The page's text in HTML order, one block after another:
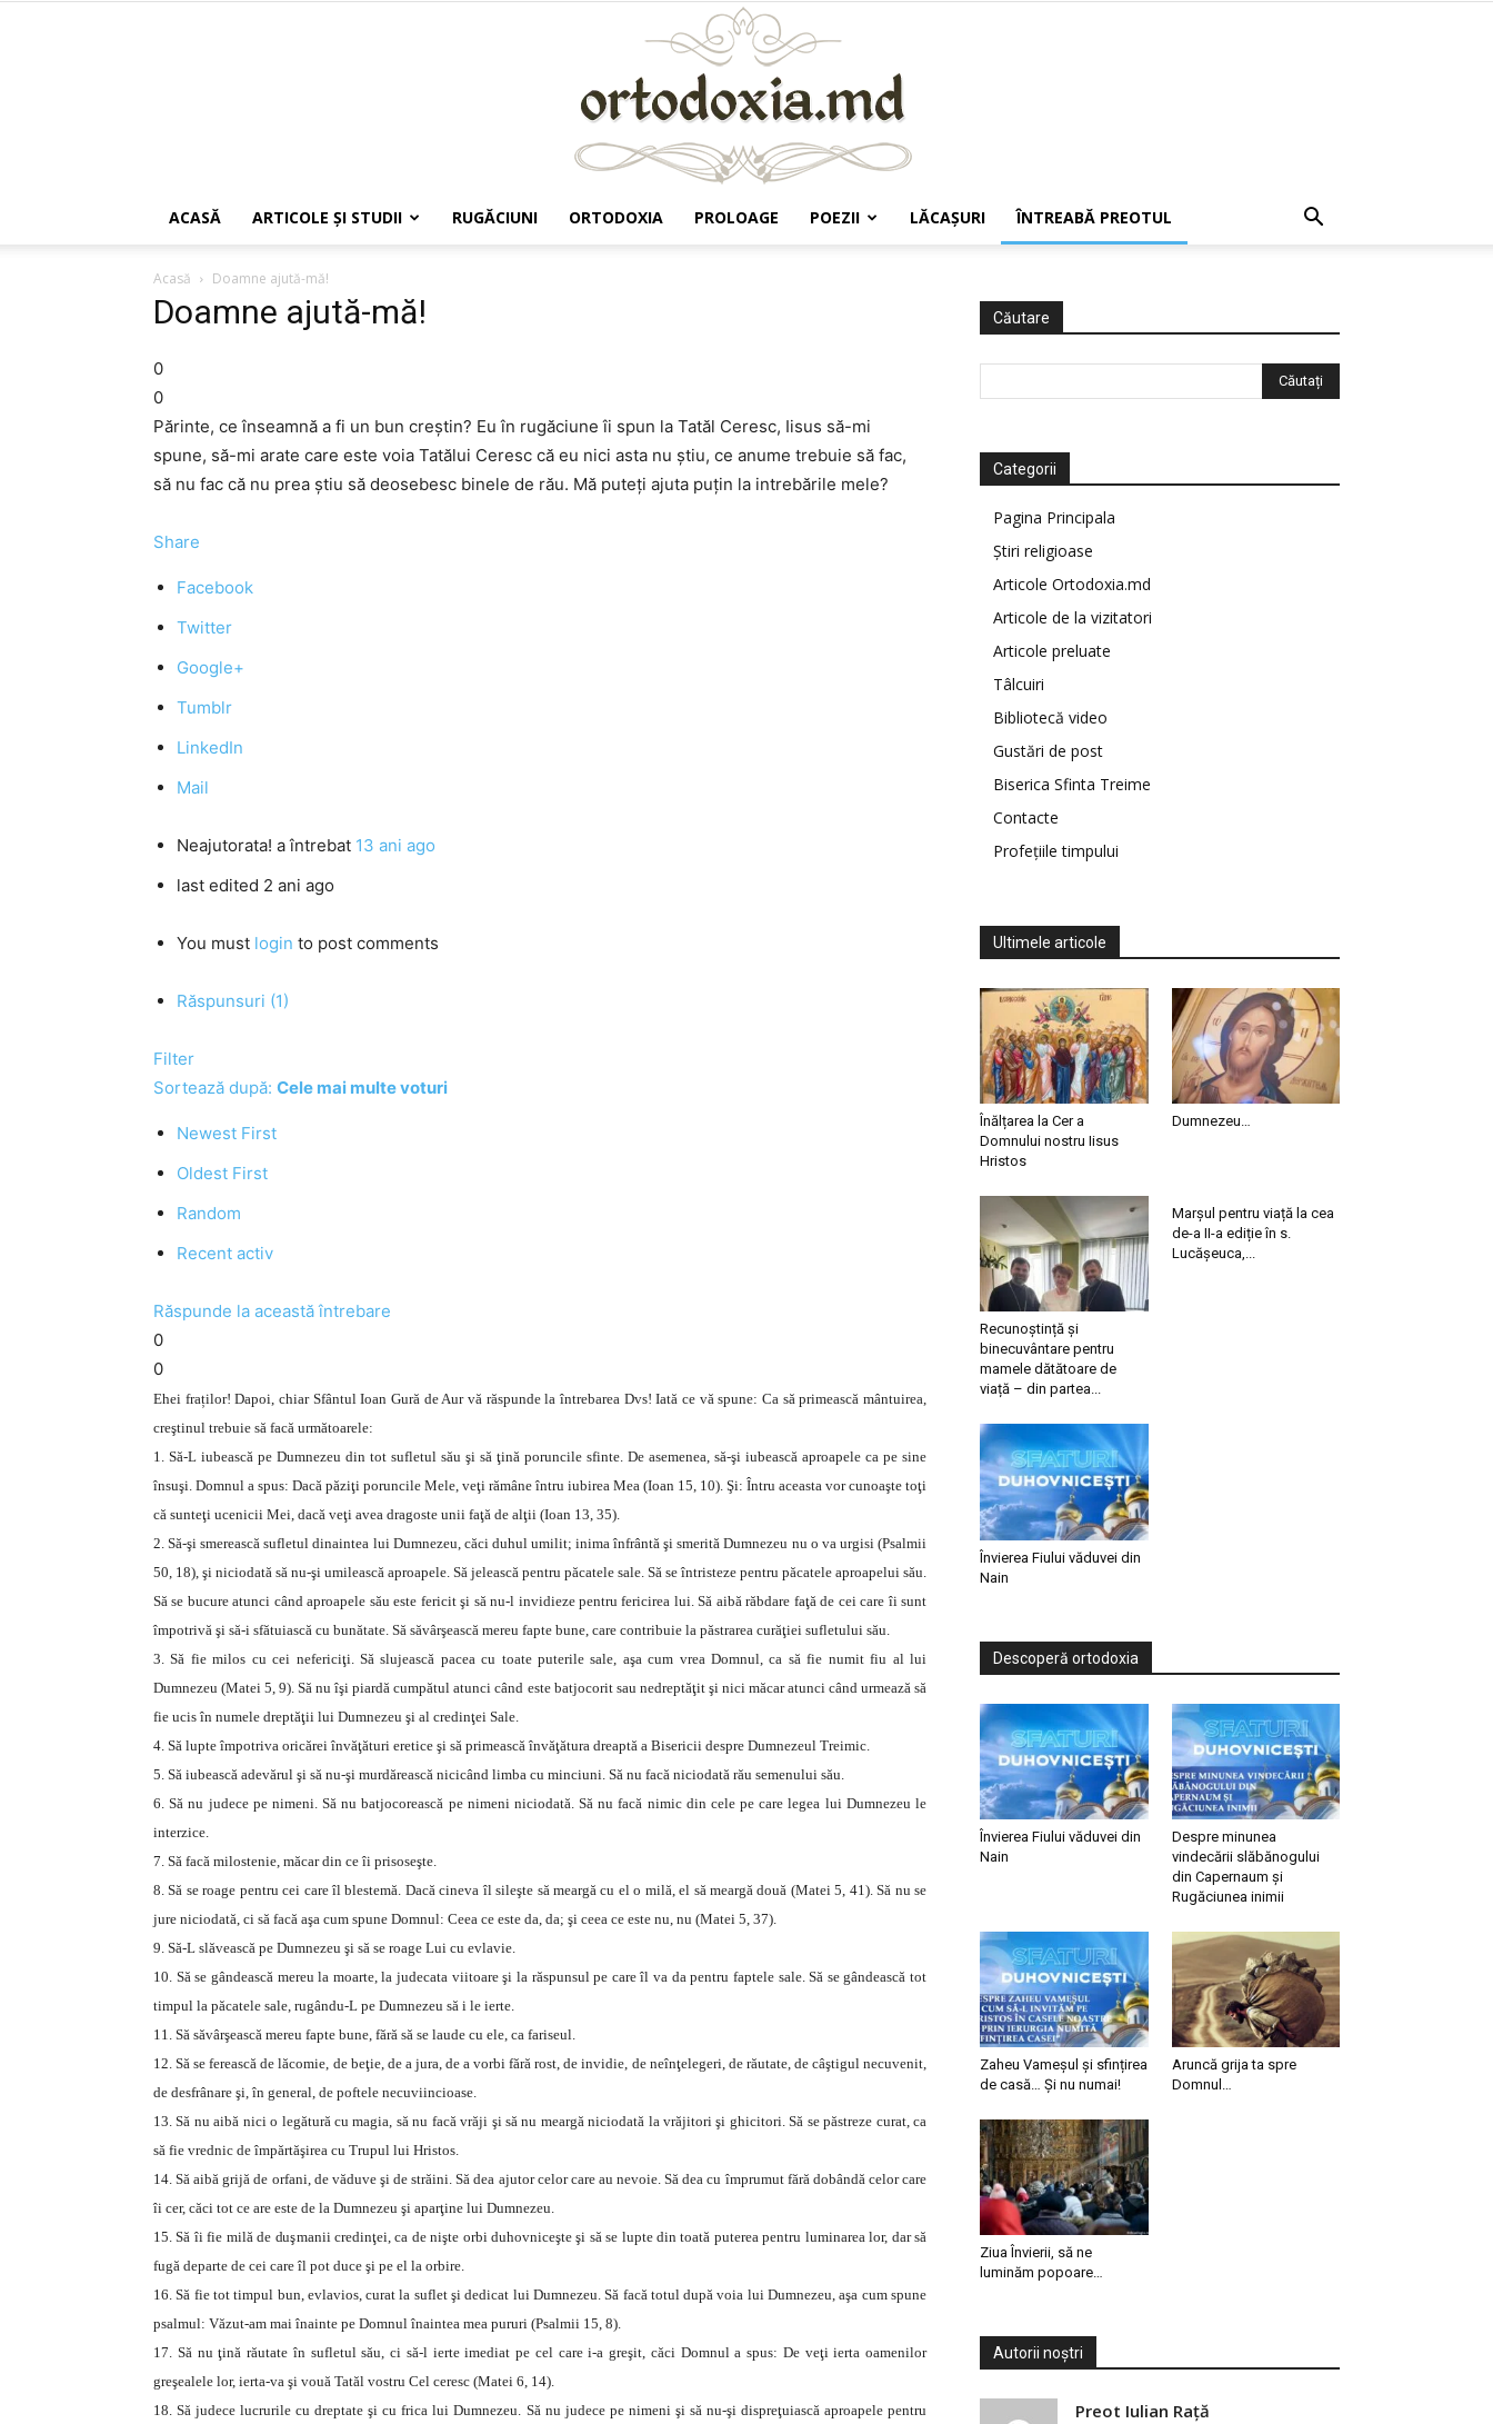
ACASĂ ARTICOLE ŞI STUDII RUGĂCIUNI ORTODOXIA PROLOAGE POEZII LĂCAŞURI ÎNTREABĂ PREOTUL
Acasă Doamne ajută-mă!
Doamne ajută-mă!
0
0
Părinte, ce înseamnă a fi un bun creştin? Eu în rugăciune îi spun la Tatăl Ceresc, Iisus să-mi
spune, să-mi arate care este voia Tatălui Ceresc că eu nici asta nu ştiu, ce anume trebuie să fac,
să nu fac că nu prea ştiu să deosebesc binele de rău. Mă puteţi ajuta puţin la intrebările mele?
Share
Facebook
Twitter
Google+
Tumblr
LinkedIn
Mail
Neajutorata! a întrebat 13 ani ago
last edited 2 ani ago
You must login to post comments
Răspunsuri (1)
Filter
Sortează după: Cele mai multe voturi
Newest First
Oldest First
Random
Recent activ
Răspunde la această întrebare
0
0
Ehei fraților! Dapoi, chiar Sfântul Ioan Gură de Aur vă răspunde la întrebarea Dvs! Iată ce vă spune: Ca să primească mântuirea,
creştinul trebuie să facă următoarele:
1. Să-L iubească pe Dumnezeu din tot sufletul său şi să ţină poruncile sfinte. De asemenea, să-şi iubească aproapele ca pe sine
însuşi. Domnul a spus: Dacă păziţi poruncile Mele, veţi rămâne întru iubirea Mea (Ioan 15, 10). Şi: Întru aceasta vor cunoaşte toţi
că sunteţi ucenicii Mei, dacă veţi avea dragoste unii faţă de alţii (Ioan 13, 35).
2. Să-şi smerească sufletul dinaintea lui Dumnezeu, căci duhul umilit; inima înfrântă şi smerită Dumnezeu nu o va urgisi (Psalmii
50, 18), şi niciodată să nu-şi umilească aproapele. Să jelească pentru păcatele sale. Să se întristeze pentru păcatele aproapelui său.
Să se bucure atunci când aproapele său este fericit şi să nu-l invidieze pentru fericirea lui. Să aibă răbdare faţă de cei care îi sunt
împotrivă şi să-i sfătuiască cu bunătate. Să săvârşească mereu fapte bune, care contribuie la păstrarea curăţiei sufletului său.
3. Să fie milos cu cei nefericiţi. Să slujească pacea cu toate puterile sale, aşa cum vrea Domnul, ca să fie numit fiu al lui
Dumnezeu (Matei 5, 9). Să nu îşi piardă cumpătul atunci când este batjocorit sau nedreptăţit şi nici măcar atunci când urmează să
fie ucis în numele dreptăţii lui Dumnezeu şi al credinţei Sale.
4. Să lupte împotriva oricărei învăţături eretice şi să primească învăţătura dreaptă a Bisericii despre Dumnezeul Treimic.
5. Să iubească adevărul şi să nu-şi murdărească nicicând limba cu minciuni. Să nu facă niciodată rău semenului său.
6. Să nu judece pe nimeni. Să nu batjocorească pe nimeni niciodată. Să nu facă nimic din cele pe care legea lui Dumnezeu le
interzice.
7. Să facă milostenie, măcar din ce îi prisoseşte.
8. Să se roage pentru cei care îl blestemă. Dacă cineva îl sileşte să meargă cu el o milă, el să meargă două (Matei 5, 41). Să nu se
jure niciodată, ci să facă aşa cum spune Domnul: Ceea ce este da, da; şi ceea ce este nu, nu (Matei 5, 37).
9. Să-L slăvească pe Dumnezeu şi să se roage Lui cu evlavie.
10. Să se gândească mereu la moarte, la judecata viitoare şi la răspunsul pe care îl va da pentru faptele sale. Să se gândească tot
timpul la păcatele sale, rugându-L pe Dumnezeu să i le ierte.
11. Să săvârşească mereu fapte bune, fără să se laude cu ele, ca fariseul.
12. Să se ferească de lăcomie, de beţie, de a jura, de a vorbi fără rost, de invidie, de neînţelegeri, de răutate, de câştigul necuvenit,
de desfrânare şi, în general, de poftele necuviincioase.
13. Să nu aibă nici o legătură cu magia, să nu facă vrăji şi să nu meargă niciodată la vrăjitori şi ghicitori. Să se păstreze curat, ca
să fie vrednic de împărtăşirea cu Trupul lui Hristos.
14. Să aibă grijă de orfani, de văduve şi de străini. Să dea ajutor celor care au nevoie. Să dea cu împrumut fără dobândă celor care
îi cer, căci tot ce are este de la Dumnezeu şi aparţine lui Dumnezeu.
15. Să îi fie milă de duşmanii credinţei, ca de nişte orbi duhovniceşte şi să se lupte din toată puterea pentru luminarea lor, dar să
fugă departe de cei care îl pot duce şi pe el la orbire.
16. Să fie tot timpul bun, evlavios, curat la suflet şi dedicat lui Dumnezeu. Să facă totul după voia lui Dumnezeu, aşa cum spune
psalmul: Văzut-am mai înainte pe Domnul înaintea mea pururi (Psalmii 15, 8).
17. Să nu ţină răutate în sufletul său, ci să-l ierte imediat pe cel care i-a greşit, căci Domnul a spus: De veţi ierta oamenilor
greşealele lor, ierta-va şi vouă Tatăl vostru Cel ceresc (Matei 6, 14).
18. Să judece lucrurile cu dreptate şi cu frica lui Dumnezeu. Să nu judece pe nimeni şi să nu-şi dispreţuiască aproapele pentru
Căutare
Categorii
Pagina Principala
Știri religioase
Articole Ortodoxia.md
Articole de la vizitatori
Articole preluate
Tâlcuiri
Bibliotecă video
Gustări de post
Biserica Sfinta Treime
Contacte
Profețiile timpului
Ultimele articole
Înălțarea la Cer a
Domnului nostru Iisus
Hristos
Dumnezeu…
Recunoștință și
binecuvântare pentru
mamele dătătoare de
viață – din partea...
Marșul pentru viață la cea
de-a II-a ediție în s.
Lucășeuca,...
Învierea Fiului văduvei din
Nain
Descoperă ortodoxia
Învierea Fiului văduvei din
Nain
Despre minunea
vindecării slăbănogului
din Capernaum și
Rugăciunea inimii
Zaheu Vameșul și sfințirea
de casă… Și nu numai!
Aruncă grija ta spre
Domnul…
Ziua Învierii, să ne
luminăm popoare…
Autorii noștri
Preot Iulian Raţă